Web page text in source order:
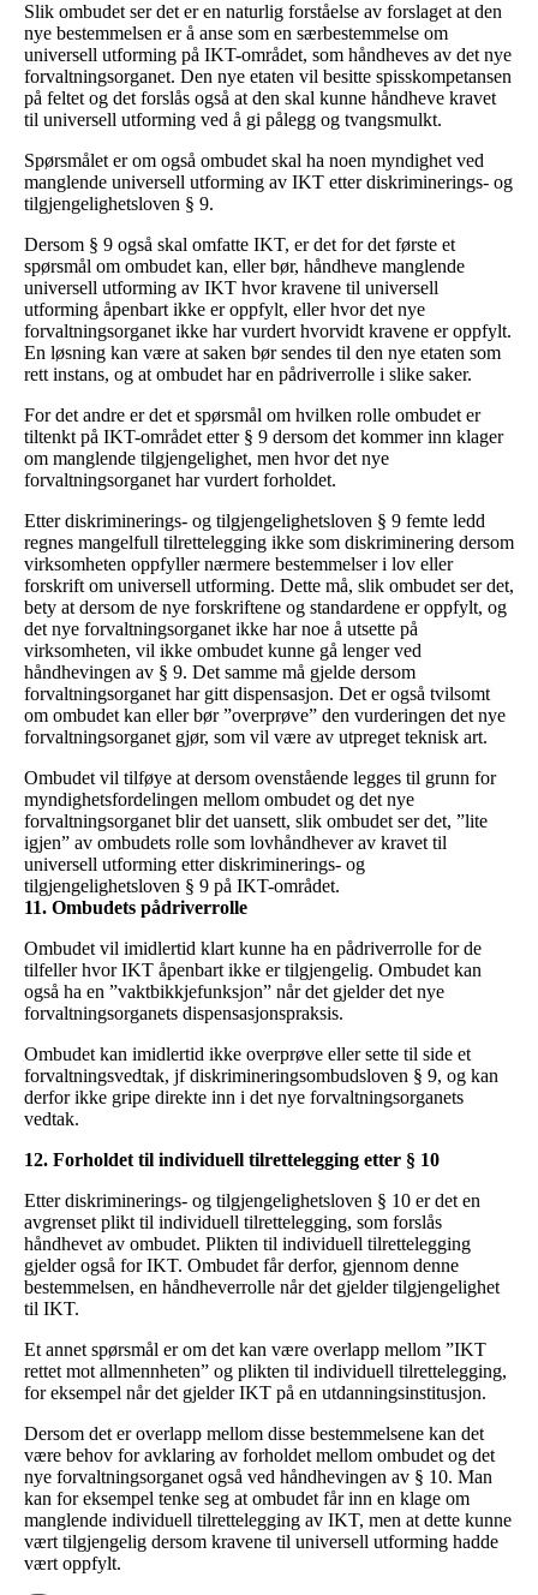
Slik ombudet ser det er en naturlig forståelse av forslaget at den
nye bestemmelsen er å anse som en særbestemmelse om
universell utforming på IKT-området, som håndheves av det nye
forvaltningsorganet. Den nye etaten vil besitte spisskompetansen
på feltet og det forslås også at den skal kunne håndheve kravet
til universell utforming ved å gi pålegg og tvangsmulkt.
Spørsmålet er om også ombudet skal ha noen myndighet ved
manglende universell utforming av IKT etter diskriminerings- og
tilgjengelighetsloven § 9.
Dersom § 9 også skal omfatte IKT, er det for det første et
spørsmål om ombudet kan, eller bør, håndheve manglende
universell utforming av IKT hvor kravene til universell
utforming åpenbart ikke er oppfylt, eller hvor det nye
forvaltningsorganet ikke har vurdert hvorvidt kravene er oppfylt.
En løsning kan være at saken bør sendes til den nye etaten som
rett instans, og at ombudet har en pådriverrolle i slike saker.
For det andre er det et spørsmål om hvilken rolle ombudet er
tiltenkt på IKT-området etter § 9 dersom det kommer inn klager
om manglende tilgjengelighet, men hvor det nye
forvaltningsorganet har vurdert forholdet.
Etter diskriminerings- og tilgjengelighetsloven § 9 femte ledd
regnes mangelfull tilrettelegging ikke som diskriminering dersom
virksomheten oppfyller nærmere bestemmelser i lov eller
forskrift om universell utforming. Dette må, slik ombudet ser det,
bety at dersom de nye forskriftene og standardene er oppfylt, og
det nye forvaltningsorganet ikke har noe å utsette på
virksomheten, vil ikke ombudet kunne gå lenger ved
håndhevingen av § 9. Det samme må gjelde dersom
forvaltningsorganet har gitt dispensasjon. Det er også tvilsomt
om ombudet kan eller bør ”overprøve” den vurderingen det nye
forvaltningsorganet gjør, som vil være av utpreget teknisk art.
Ombudet vil tilføye at dersom ovenstående legges til grunn for
myndighetsfordelingen mellom ombudet og det nye
forvaltningsorganet blir det uansett, slik ombudet ser det, ”lite
igjen” av ombudets rolle som lovhåndhever av kravet til
universell utforming etter diskriminerings- og
tilgjengelighetsloven § 9 på IKT-området.
11. Ombudets pådriverrolle
Ombudet vil imidlertid klart kunne ha en pådriverrolle for de
tilfeller hvor IKT åpenbart ikke er tilgjengelig. Ombudet kan
også ha en ”vaktbikkjefunksjon” når det gjelder det nye
forvaltningsorganets dispensasjonspraksis.
Ombudet kan imidlertid ikke overprøve eller sette til side et
forvaltningsvedtak, jf diskrimineringsombudsloven § 9, og kan
derfor ikke gripe direkte inn i det nye forvaltningsorganets
vedtak.
12. Forholdet til individuell tilrettelegging etter § 10
Etter diskriminerings- og tilgjengelighetsloven § 10 er det en
avgrenset plikt til individuell tilrettelegging, som forslås
håndhevet av ombudet. Plikten til individuell tilrettelegging
gjelder også for IKT. Ombudet får derfor, gjennom denne
bestemmelsen, en håndheverrolle når det gjelder tilgjengelighet
til IKT.
Et annet spørsmål er om det kan være overlapp mellom ”IKT
rettet mot allmennheten” og plikten til individuell tilrettelegging,
for eksempel når det gjelder IKT på en utdanningsinstitusjon.
Dersom det er overlapp mellom disse bestemmelsene kan det
være behov for avklaring av forholdet mellom ombudet og det
nye forvaltningsorganet også ved håndhevingen av § 10. Man
kan for eksempel tenke seg at ombudet får inn en klage om
manglende individuell tilrettelegging av IKT, men at dette kunne
vært tilgjengelig dersom kravene til universell utforming hadde
vært oppfylt.